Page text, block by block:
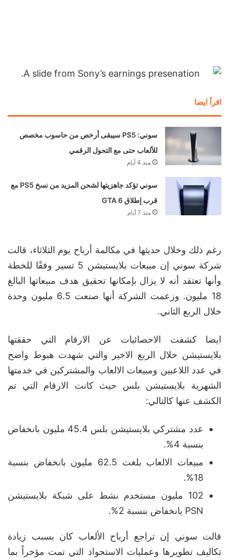
اقرأ ايضا
سوني: PS5 سيبقى أرخص من حاسوب مخصص
للألعاب حتى مع التحول الرقمي
منذ 4 أيام
سوني تؤكد جاهزيتها لشحن المزيد من نسخ PS5 مع
قرب إطلاق GTA 6
منذ 7 أيام
رغم ذلك وخلال حديثها في مكالمة أرباح يوم الثلاثاء، قالت
شركة سوني إن مبيعات بلايستيشن 5 تسير وفقًا للخطة
وأنها تعتقد أنه لا يزال بإمكانها تحقيق هدف مبيعاتها البالغ
18 مليون. وزعمت الشركة أنها صنعت 6.5 مليون وحدة
خلال الربع الثاني.
ايضا كشفت الاحصائيات عن الارقام التي حققتها
بلايستيشن خلال الربع الاخير والتي شهدت هبوط واضح
في عدد اللاعبين ومبيعات الالعاب والمشتركين في خدمتها
الشهرية بلايستيشن بلس حيث كانت الارقام التي تم
الكشف عنها كالتالي:
عدد مشتركي بلايستيشن بلس 45.4 مليون بانخفاض
بنسبة 4%.
مبيعات الالعاب بلغت 62.5 مليون بانخفاض بنسبة
18%.
102 مليون مستخدم نشط على شبكة بلايستيشن
PSN يانخفاض بنسبة 2%.
قالت سوني إن تراجع أرباح الألعاب كان بسبب زيادة
تكاليف تطويرها وعمليات الاستحواذ التي تمت مؤخراً بما